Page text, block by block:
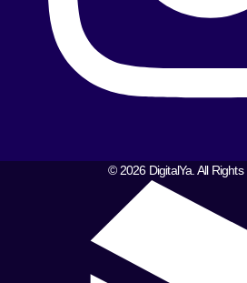
© 2026 DigitalYa. All Rights